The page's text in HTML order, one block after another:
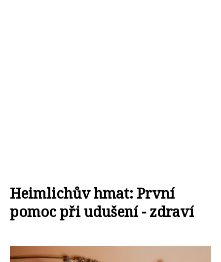
Heimlichův hmat: První
pomoc při udušení - zdraví